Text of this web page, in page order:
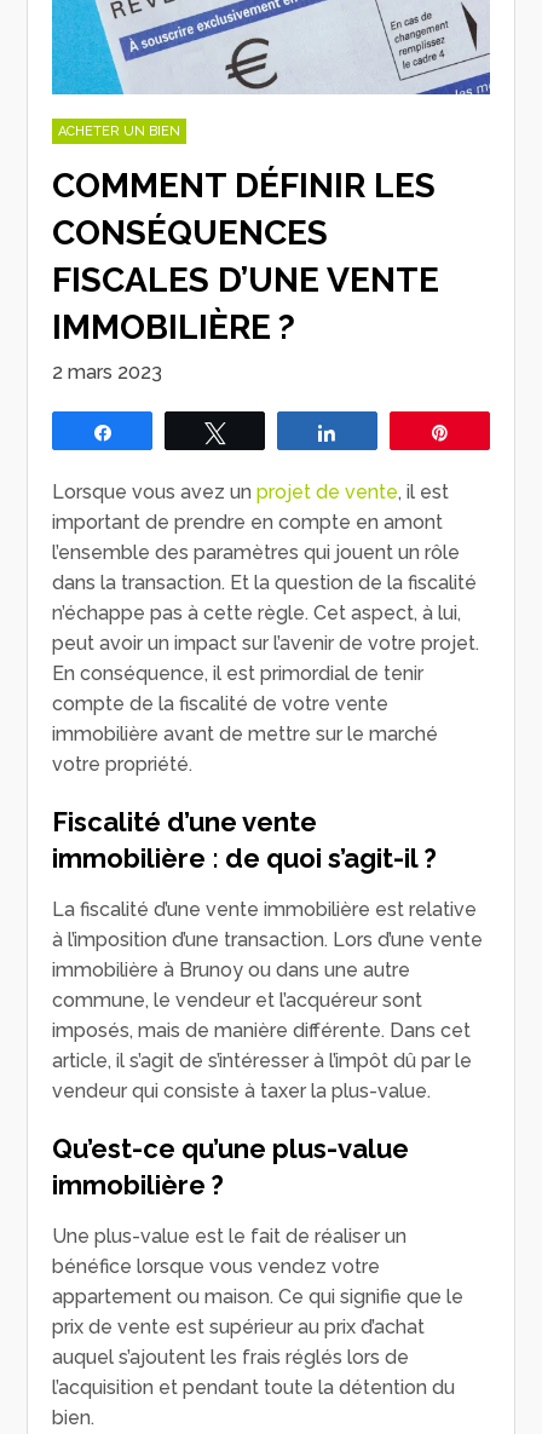
ACHETER UN BIEN
COMMENT DÉFINIR LES
CONSÉQUENCES
FISCALES D’UNE VENTE
IMMOBILIÈRE ?
2 mars 2023
Lorsque vous avez unprojet de vente, il est
important de prendre en compte en amont
l’ensemble des paramètres qui jouent un rôle
dans la transaction. Et la question de la fiscalité
n’échappe pas à cette règle. Cet aspect, à lui,
peut avoir un impact sur l’avenir de votre projet.
En conséquence, il est primordial de tenir
compte de la fiscalité de votre vente
immobilière avant de mettre sur le marché
votre propriété.
Fiscalité d’une vente
immobilière : de quoi s’agit-il ?
La fiscalité d’une vente immobilière est relative
à l’imposition d’une transaction. Lors d’une vente
immobilière à Brunoy ou dans une autre
commune, le vendeur et l’acquéreur sont
imposés, mais de manière différente. Dans cet
article, il s’agit de s’intéresser à l’impôt dû par le
vendeur qui consiste à taxer la plus-value.
Qu’est-ce qu’une plus-value
immobilière ?
Une plus-value est le fait de réaliser un
bénéfice lorsque vous vendez votre
appartement ou maison. Ce qui signifie que le
prix de vente est supérieur au prix d’achat
auquel s’ajoutent les frais réglés lors de
l’acquisition et pendant toute la détention du
bien.